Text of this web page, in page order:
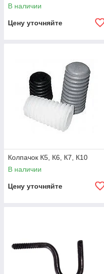
В наличии
Цену уточняйте
Колпачок К5, К6, К7, К10
В наличии
Цену уточняйте